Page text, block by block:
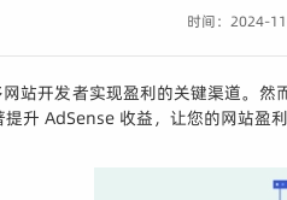
时间：2024-
站开发者实现盈利的关键渠道。
升 AdSense 收益，让您的网站盈利